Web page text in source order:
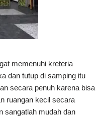
memenuhi kreteria
dan tutup di samping itu
secara penuh karena bisa
ruangan kecil secara
sangatlah mudah dan